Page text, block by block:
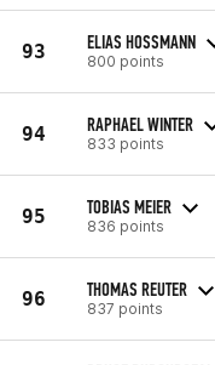
93 ELIAS HOSSMANN
800 points
94 RAPHAEL WINTER
833 points
95 TOBIAS MEIER
836 points
96 THOMAS REUTER
837 points